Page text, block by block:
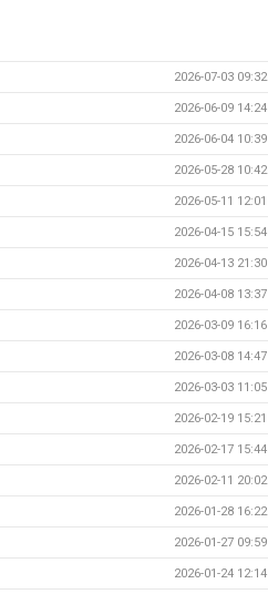
2026-07-03 09:32
2026-06-09 14:24
2026-06-04 10:39
2026-05-28 10:42
2026-05-11 12:01
2026-04-15 15:54
2026-04-13 21:30
2026-04-08 13:37
2026-03-09 16:16
2026-03-08 14:47
2026-03-03 11:05
2026-02-19 15:21
2026-02-17 15:44
2026-02-11 20:02
2026-01-28 16:22
2026-01-27 09:59
2026-01-24 12:14